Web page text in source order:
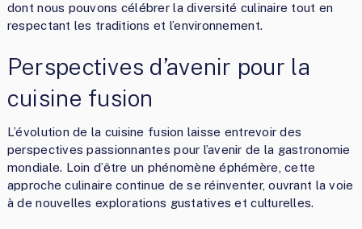
dont nous pouvons célébrer la diversité culinaire tout en
respectant les traditions et l’environnement.
Perspectives d’avenir pour la
cuisine fusion
L’évolution de la cuisine fusion laisse entrevoir des
perspectives passionnantes pour l’avenir de la gastronomie
mondiale. Loin d’être un phénomène éphémère, cette
approche culinaire continue de se réinventer, ouvrant la voie
à de nouvelles explorations gustatives et culturelles.